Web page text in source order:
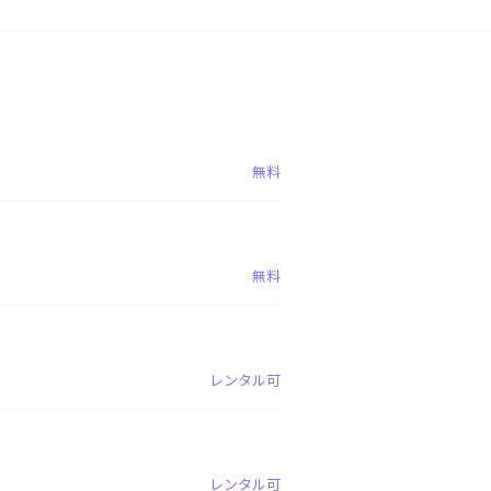
無料
無料
レンタル可
レンタル可